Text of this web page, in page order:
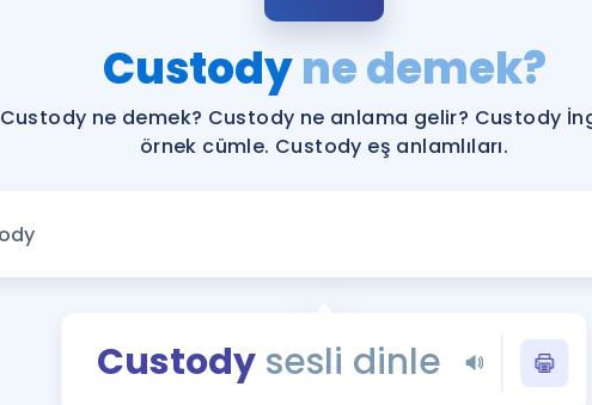
YDS ve YÖKDİL
Rehberlik Aracı
YDS ve YÖKDİL'e
Tüm ÖSYM
YDS - YÖKDİL
Custodyne demek?
Custody ne demek? Custody ne anlama gelir? Custody
örnek cümle. Custody eş anlamlıları.
Custody sesli dinle